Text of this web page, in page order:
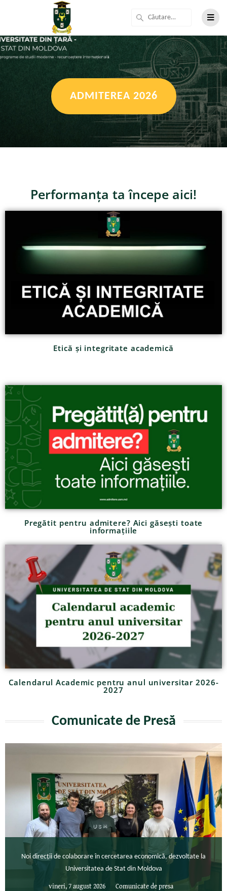
ADMITEREA 2026
Performanța ta începe aici!
Etică și integritate academică
Pregătit pentru admitere? Aici găsești toate
informațiile
Calendarul Academic pentru anul universitar 2026-
2027
Comunicate de Presă
Noi direcții de colaborare în cercetarea economică, dezvoltate la
Universitatea de Stat din Moldova
vineri, 7 august 2026 Comunicate de presa